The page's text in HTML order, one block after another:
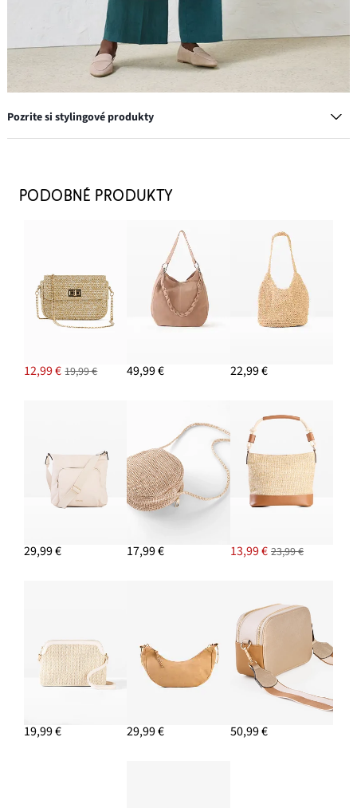
Pozrite si stylingové produkty
43,99 €
11,99 €
PRIDAŤ DO KOŠÍKA
Vaková kabelka s plátnom
PRIDAŤ DO KOŠÍKA
PODOBNÉ PRODUKTY
12,99 € 19,99 € 49,99 € 22,99 €
29,99 € 17,99 € 13,99 € 23,99 €
19,99 € 29,99 € 50,99 €